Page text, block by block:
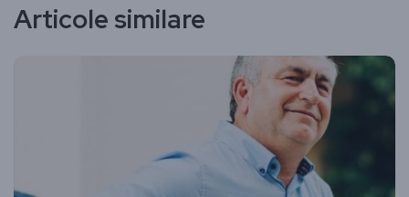
Articole similare